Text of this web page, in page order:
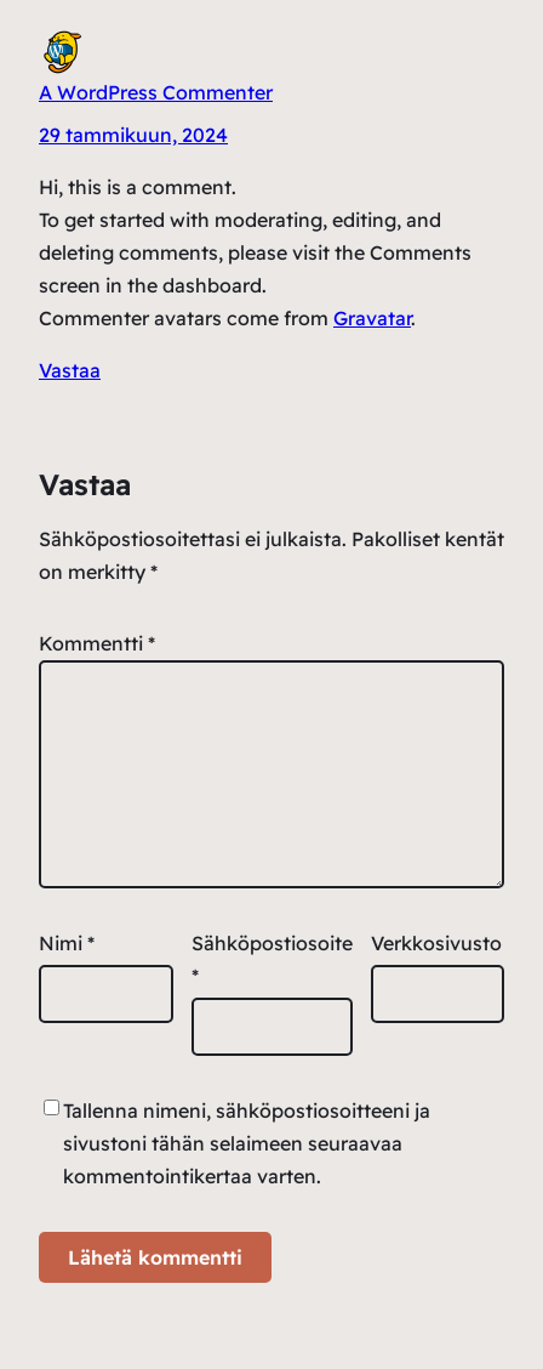
A WordPress Commenter
29 tammikuun, 2024
Hi, this is a comment.
To get started with moderating, editing, and
deleting comments, please visit the Comments
screen in the dashboard.
Commenter avatars come from Gravatar.
Vastaa
Vastaa
Sähköpostiosoitettasi ei julkaista. Pakolliset kentät
on merkitty *
Kommentti *
Nimi *
Sähköpostiosoite
*
Verkkosivusto
Tallenna nimeni, sähköpostiosoitteeni ja
sivustoni tähän selaimeen seuraavaa
kommentointikertaa varten.